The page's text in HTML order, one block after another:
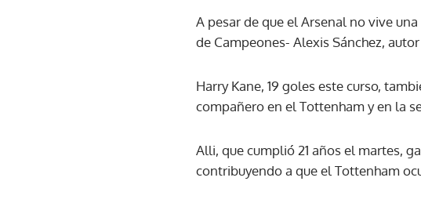
A pesar de que el Arsenal no vive
de Campeones- Alexis Sánchez,
Harry Kane, 19 goles este curso,
compañero en el Tottenham y en la
Alli, que cumplió 21 años el martes,
contribuyendo a que el Tottenham